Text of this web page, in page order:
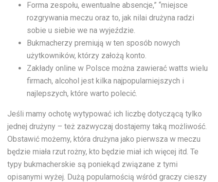
Forma zespołu, ewentualne absencje,” “miejsce
rozgrywania meczu oraz to, jak nilai drużyna radzi
sobie u siebie we na wyjeździe.
Bukmacherzy premiują w ten sposób nowych
użytkowników, którzy założą konto.
Zakłady online w Polsce można zawierać watts wielu
firmach, alcohol jest kilka najpopularniejszych i
najlepszych, które warto polecić.
Jeśli mamy ochotę wytypować ich liczbę dotyczącą tylko
jednej drużyny – też zazwyczaj dostajemy taką możliwość.
Obstawić możemy, która drużyna jako pierwsza w meczu
będzie miała rzut rożny, kto będzie miał ich więcej itd. Te
typy bukmacherskie są poniekąd związane z tymi
opisanymi wyżej. Dużą popularnością wśród graczy cieszy